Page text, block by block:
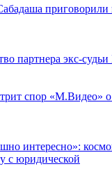
приговорили
партнера экс-
спор «М.Видео» о
интересно»:
с юридической